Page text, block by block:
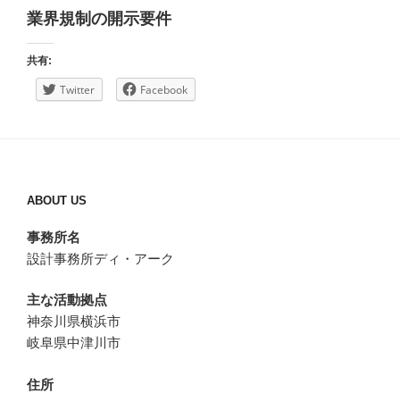
業界規制の開示要件
共有:
Twitter Facebook
ABOUT US
事務所名
設計事務所ディ・アーク
主な活動拠点
神奈川県横浜市
岐阜県中津川市
住所